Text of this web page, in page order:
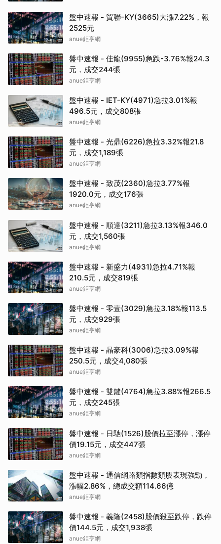
盤中速報 - 貿聯-KY(3665)大漲7.22%，報
2525元
anue鉅亨網
盤中速報 - 佳龍(9955)急跌-3.76%報24.3
元，成交244張
anue鉅亨網
盤中速報 - IET-KY(4971)急拉3.01%報
496.5元，成交808張
anue鉅亨網
盤中速報 - 光鼎(6226)急拉3.32%報21.8
元，成交1,189張
anue鉅亨網
盤中速報 - 致茂(2360)急拉3.77%報
1920.0元，成交176張
anue鉅亨網
盤中速報 - 順達(3211)急拉3.13%報346.0
元，成交1,560張
anue鉅亨網
盤中速報 - 新盛力(4931)急拉4.71%報
210.5元，成交819張
anue鉅亨網
盤中速報 - 零壹(3029)急拉3.18%報113.5
元，成交929張
anue鉅亨網
盤中速報 - 晶豪科(3006)急拉3.09%報
250.5元，成交4,080張
anue鉅亨網
盤中速報 - 雙鍵(4764)急拉3.88%報266.5
元，成交245張
anue鉅亨網
盤中速報 - 日馳(1526)股價拉至漲停，漲停
價19.15元，成交447張
anue鉅亨網
盤中速報 - 通信網路類指數類股表現強勁，
漲幅2.86%，總成交額114.66億
anue鉅亨網
盤中速報 - 義隆(2458)股價殺至跌停，跌停
價144.5元，成交1,938張
anue鉅亨網